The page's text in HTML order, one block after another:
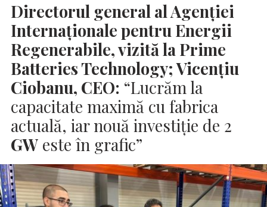
Directorul general al Agenției
Internaționale pentru Energii
Regenerabile, vizită la Prime
Batteries Technology; Vicenţiu
Ciobanu, CEO: “Lucrăm la
capacitate maximă cu fabrica
actuală, iar nouă investiție de 2
GW este în grafic”